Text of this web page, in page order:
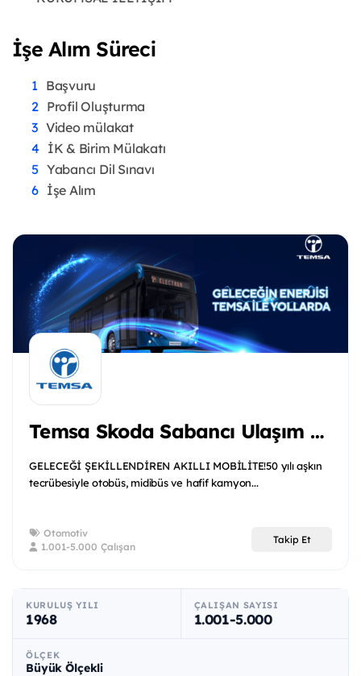
İşe Alım Süreci
Başvuru
Profil Oluşturma
Video mülakat
İK & Birim Mülakatı
Yabancı Dil Sınavı
İşe Alım
Temsa Skoda Sabancı Ulaşım Araçları
GELECEĞİ ŞEKİLLENDİREN AKILLI MOBİLİTE!50 yılı aşkın
tecrübesiyle otobüs, midibüs ve hafif kamyon...
Otomotiv
1.001-5.000 Çalışan
Takip Et
KURULUŞ YILI
1968
ÇALIŞAN SAYISI
1.001-5.000
ÖLÇEK
Büyük Ölçekli